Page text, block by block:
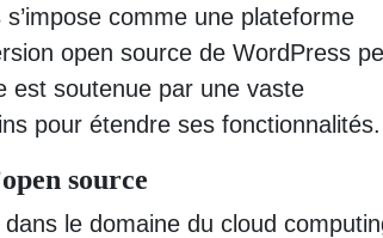
s’impose comme une plateforme
open source de WordPress
est soutenue par une vaste
pour étendre ses fonctionnalités.
source
le domaine du cloud